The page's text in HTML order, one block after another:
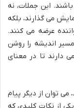
این جملات، نه
می گذارند، بلکه
عرضه می کنند.
اندیشه را روشن
دارند تا در معنای
توان از دیگر پیام